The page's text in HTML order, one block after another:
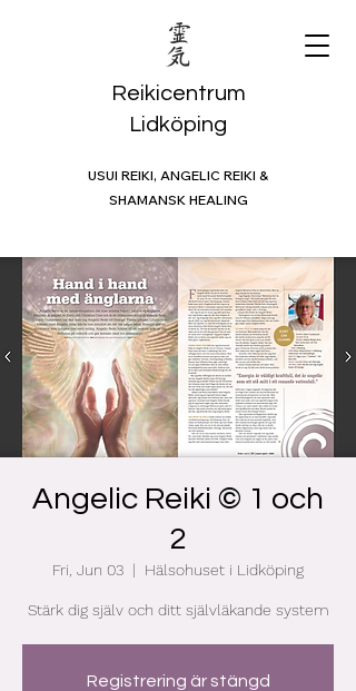
USUI REIKI, ANGELIC REIKI &
SHAMANSK HEALING
Reikicentrum
Lidköping
Angelic Reiki © 1 och
2
Fri, Jun 03
  |
Hälsohuset i Lidköping
Stärk dig själv och ditt självläkande system
Registrering är stängd